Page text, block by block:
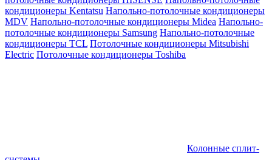
кондиционеры Kentatsu Напольно-потолочные кондиционеры
MDV Напольно-потолочные кондиционеры Midea Напольно-
потолочные кондиционеры Samsung Напольно-потолочные
кондиционеры TCL Потолочные кондиционеры Mitsubishi
Electric Потолочные кондиционеры Toshiba
Колонные сплит-